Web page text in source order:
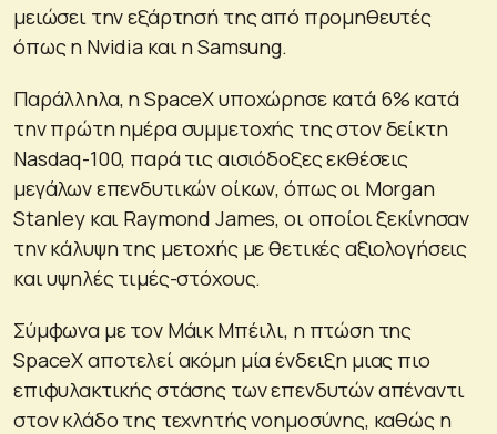
μειώσει την εξάρτησή της από προμηθευτές
όπως η Nvidia και η Samsung.
Παράλληλα, η SpaceX υποχώρησε κατά 6% κατά
την πρώτη ημέρα συμμετοχής της στον δείκτη
Nasdaq-100, παρά τις αισιόδοξες εκθέσεις
μεγάλων επενδυτικών οίκων, όπως οι Morgan
Stanley και Raymond James, οι οποίοι ξεκίνησαν
την κάλυψη της μετοχής με θετικές αξιολογήσεις
και υψηλές τιμές-στόχους.
Σύμφωνα με τον Μάικ Μπέιλι, η πτώση της
SpaceX αποτελεί ακόμη μία ένδειξη μιας πιο
επιφυλακτικής στάσης των επενδυτών απέναντι
στον κλάδο της τεχνητής νοημοσύνης, καθώς η